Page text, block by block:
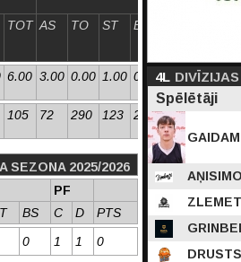
TOT AS TO ST BS
6.00 3.00 0.00 1.00 0.00 1.00 1.00
105 72 290 123 215 -
SEZONA 2025/2026
PF
BS C D
PTS
0 1 1 0
4L
Spēlētāji
DRUSTS